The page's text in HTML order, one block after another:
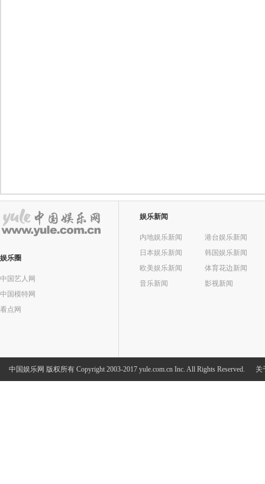
娱乐圈
中国艺人网
中国模特网
看点网
娱乐新闻
内地娱乐新闻
港台娱乐新闻
日本娱乐新闻
韩国娱乐新闻
欧美娱乐新闻
体育花边新闻
音乐新闻
影视新闻
中国娱乐网 版权所有 Copyright 2003-2017 yule.com.cn Inc. All Rights Reserved. 关